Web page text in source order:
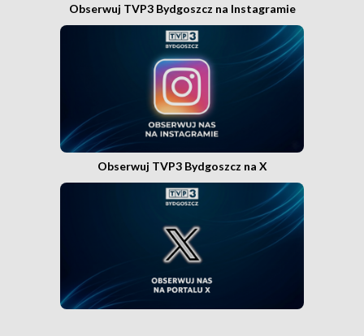
Obserwuj TVP3 Bydgoszcz na Instagramie
Obserwuj TVP3 Bydgoszcz na X